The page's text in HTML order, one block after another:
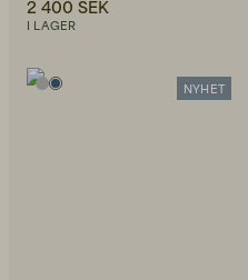
2 400 SEK
I LAGER
NYHET